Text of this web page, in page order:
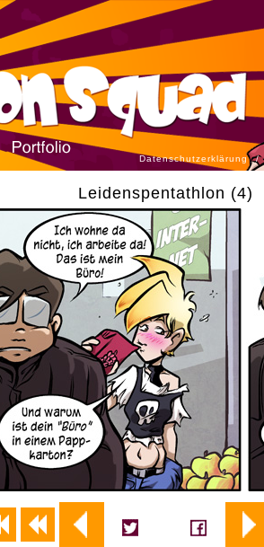
Datenschutzerklärung /
Leidenspentathlon (4)